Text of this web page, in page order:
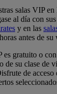
salas VIP
al día con
y en las
antes de su
es gratuito o
de su clase de
de acceso